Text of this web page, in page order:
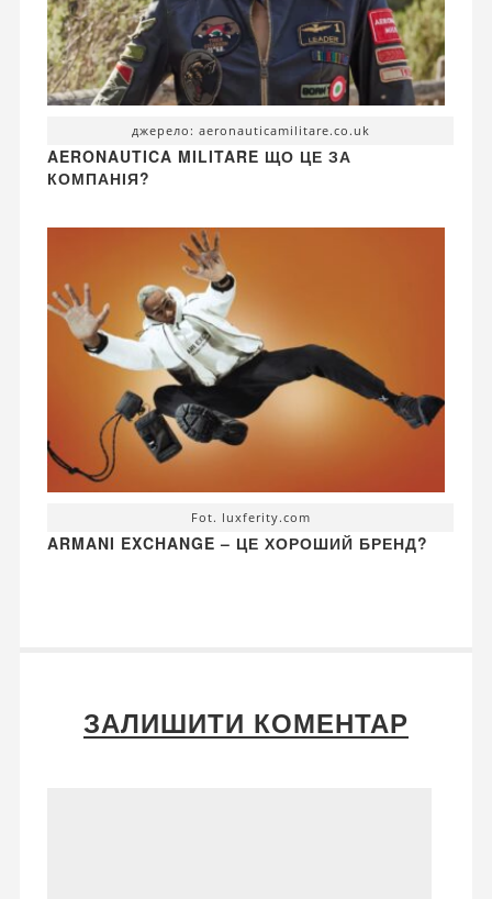
джерело: aeronauticamilitare.co.uk
AERONAUTICA MILITARE ЩО ЦЕ ЗА
КОМПАНІЯ?
Fot. luxferity.com
ARMANI EXCHANGE – ЦЕ ХОРОШИЙ БРЕНД?
ЗАЛИШИТИ КОМЕНТАР